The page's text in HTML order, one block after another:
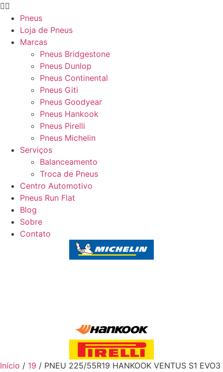
Pneus
Loja de Pneus
Marcas
Pneus Bridgestone
Pneus Dunlop
Pneus Continental
Pneus Giti
Pneus Goodyear
Pneus Hankook
Pneus Pirelli
Pneus Michelin
Serviços
Balanceamento
Troca de Pneus
Centro Automotivo
Pneus Run Flat
Blog
Sobre
Contato
Início / 19 / PNEU 225/55R19 HANKOOK VENTUS S1 EVO3